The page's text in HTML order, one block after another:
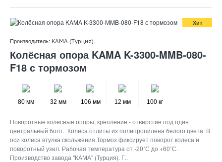
Хит
Производитель: KAMA (Турция)
Колёсная опора KAMA K-3300-MMB-080-
F18 с тормозом
80 мм 32 мм 106 мм 12 мм 100 кг
Поворотные колесные опоры, крепление - отверстие под один
центральный болт. Колеса отлиты из полипропилена белого цвета. В
оси колеса втулка скольжения.Тормоз фиксирует поворот колеса и
поворотный узел. Рабочая температура от -20˚С до +60˚С.
Производство завода "КАМА" (Турция). Г..